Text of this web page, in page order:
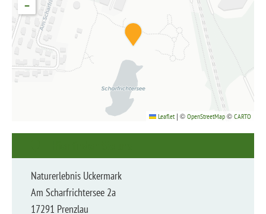
−
Leaflet | © OpenStreetMap © CARTO
Naturer­lebnis Uckermark
Am Scharf­rich­tersee 2a
17291 Prenzlau